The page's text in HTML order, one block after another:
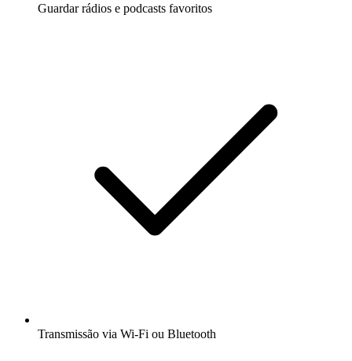
Guardar rádios e podcasts favoritos
Transmissão via Wi-Fi ou Bluetooth